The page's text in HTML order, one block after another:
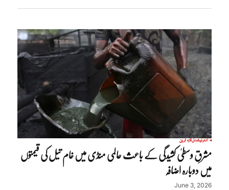
انٹرنیشنلتازہ ترین
مشرقِ وسطیٰ کشیدگی کے باعث عالمی منڈی میں خام تیل کی قیمتوں
میں دوبارہ اضافہ
June 3, 2026